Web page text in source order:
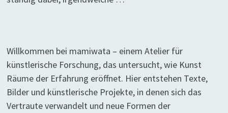
Willkommen bei mamiwata – einem Atelier für
künstlerische Forschung, das untersucht, wie Kunst
Räume der Erfahrung eröffnet. Hier entstehen Texte,
Bilder und künstlerische Projekte, in denen sich das
Vertraute verwandelt und neue Formen der